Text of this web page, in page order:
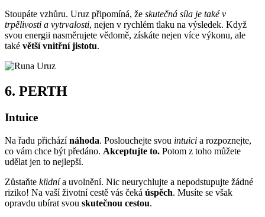
Stoupáte vzhůru. Uruz připomíná, že skutečná síla je také v
trpělivosti a vytrvalosti, nejen v rychlém tlaku na výsledek. Když
svou energii nasměrujete vědomě, získáte nejen více výkonu, ale
také větší vnitřní jistotu.
6. PERTH
Intuice
Na řadu přicházínáhoda. Poslouchejte svou intuici a rozpoznejte,
co vám chce být předáno. Akceptujte to. Potom z toho můžete
udělat jen to nejlepší.
Zůstaňte klidnía uvolnění. Nic neurychlujte a nepodstupujte žádné
riziko! Na vaší životní cestě vás čeká úspěch. Musíte se však
opravdu ubírat svou skutečnou cestou.